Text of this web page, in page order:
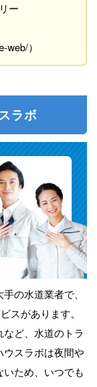
ー
）
ラボ
の水道業者で、
スがあります。
ど、水道のトラ
スラボは夜間や
ため、いつでも